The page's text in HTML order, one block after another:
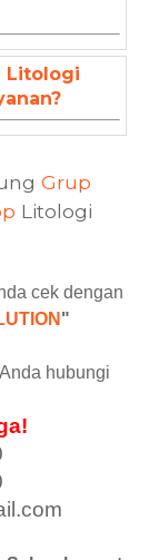
Litologi
Grup
Litologi
cek dengan
"
hubungi